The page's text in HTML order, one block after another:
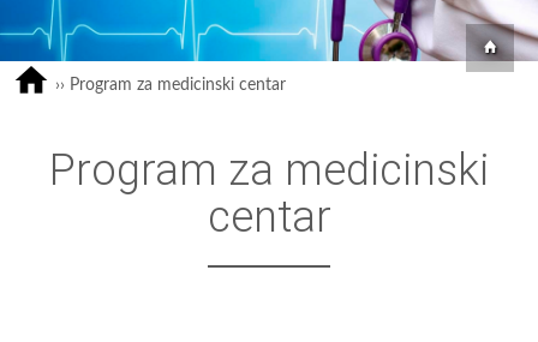
›› Program za medicinski centar
Program za medicinski
centar